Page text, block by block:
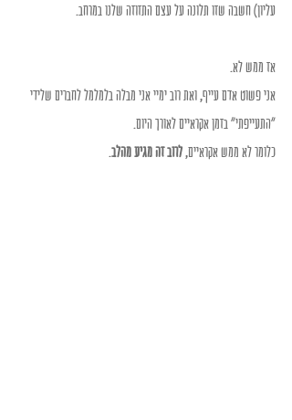
עליון) חשבה שזו תלונה על עצם התזוזה שלנו במרחב.
אז ממש לא.
אני פשוט אדם עייף, ואת רוב ימיי אני מבלה בלמלמל לחברים שלידי
"התעייפתי" בזמן אקראיים לאורך היום.
כלומר לא ממש אקראיים, לרוב זה מגיע מהלב.